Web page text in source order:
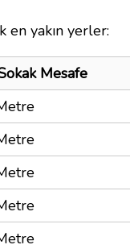
en yakın yerler:
Mesafe